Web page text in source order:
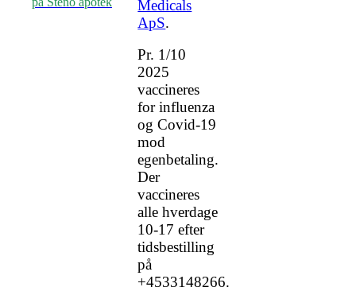
Medicals
ApS.
Pr. 1/10
2025
vaccineres
for influenza
og Covid-19
mod
egenbetaling.
Der
vaccineres
alle hverdage
10-17 efter
tidsbestilling
på
+4533148266.